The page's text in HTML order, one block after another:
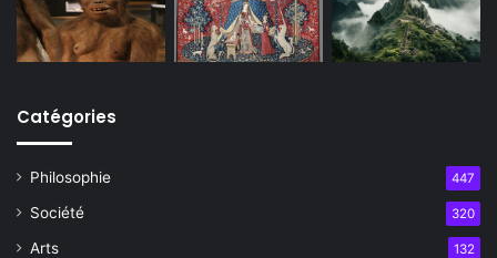
Catégories
Philosophie 447
Société 320
Arts 132